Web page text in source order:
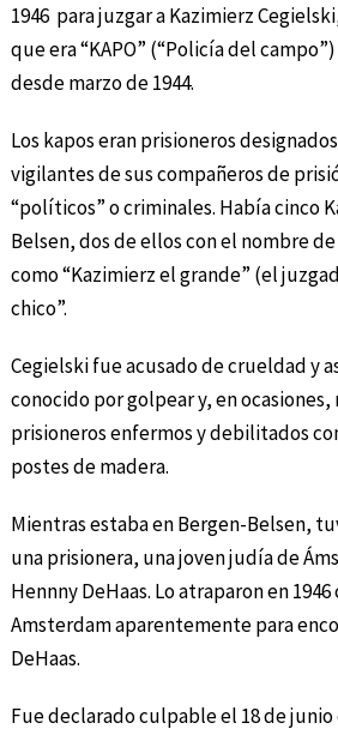
1946 para juzgar a Kazimierz
que era “KAPO” (“Policía del
desde marzo de 1944.
Los kapos eran prisioneros
vigilantes de sus compañeros de
“políticos” o criminales. Había cinco
Belsen, dos de ellos con el nombre
como “Kazimierz el grande” (el
chico”.
Cegielski fue acusado de crueldad y
conocido por golpear y, en ocasiones,
prisioneros enfermos y debilitados
postes de madera.
Mientras estaba en Bergen-Belsen,
una prisionera, una joven judía de
Hennny DeHaas. Lo atraparon en
Amsterdam aparentemente para
DeHaas.
Fue declarado culpable el 18 de junio